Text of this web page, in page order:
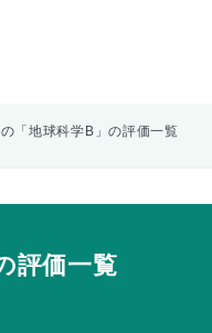
「地球科学B」の評価一覧
評価一覧